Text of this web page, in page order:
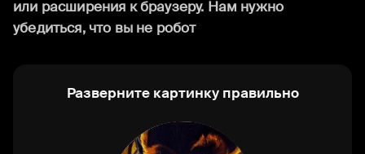
или расширения к браузеру. Нам нужно
убедиться, что вы не робот
Разверните картинку правильно